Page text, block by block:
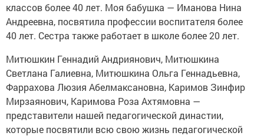
классов более 40 лет. Моя бабушка — Иманова Нина
Андреевна, посвятила профессии воспитателя более
40 лет. Сестра также работает в школе более 20 лет.
Митюшкин Геннадий Андриянович, Митюшкина
Светлана Галиевна, Митюшкина Ольга Геннадьевна,
Фаррахова Люзия Абелмаксановна, Каримов Зинфир
Мирзаянович, Каримова Роза Ахтямовна —
представители нашей педагогической династии,
которые посвятили всю свою жизнь педагогической